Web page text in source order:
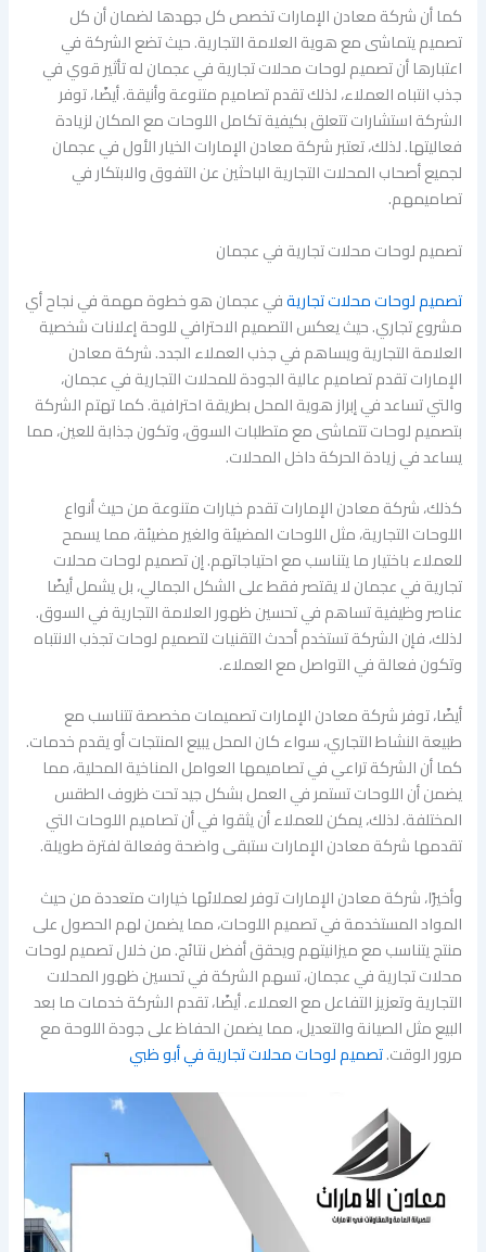
كما أن شركة معادن الإمارات تخصص كل جهدها لضمان أن كل
تصميم يتماشى مع هوية العلامة التجارية. حيث تضع الشركة في
اعتبارها أن تصميم لوحات محلات تجارية في عجمان له تأثير قوي في
جذب انتباه العملاء، لذلك تقدم تصاميم متنوعة وأنيقة. أيضًا، توفر
الشركة استشارات تتعلق بكيفية تكامل اللوحات مع المكان لزيادة
فعاليتها. لذلك، تعتبر شركة معادن الإمارات الخيار الأول في عجمان
لجميع أصحاب المحلات التجارية الباحثين عن التفوق والابتكار في
تصاميمهم.
تصميم لوحات محلات تجارية في عجمان
تصميم لوحات محلات تجاريةفي عجمان هو خطوة مهمة في نجاح أي
مشروع تجاري. حيث يعكس التصميم الاحترافي للوحة إعلانات شخصية
العلامة التجارية ويساهم في جذب العملاء الجدد. شركة معادن
الإمارات تقدم تصاميم عالية الجودة للمحلات التجارية في عجمان،
والتي تساعد في إبراز هوية المحل بطريقة احترافية. كما تهتم الشركة
بتصميم لوحات تتماشى مع متطلبات السوق، وتكون جذابة للعين، مما
يساعد في زيادة الحركة داخل المحلات.
كذلك، شركة معادن الإمارات تقدم خيارات متنوعة من حيث أنواع
اللوحات التجارية، مثل اللوحات المضيئة والغير مضيئة، مما يسمح
للعملاء باختيار ما يتناسب مع احتياجاتهم. إن تصميم لوحات محلات
تجارية في عجمان لا يقتصر فقط على الشكل الجمالي، بل يشمل أيضًا
عناصر وظيفية تساهم في تحسين ظهور العلامة التجارية في السوق.
لذلك، فإن الشركة تستخدم أحدث التقنيات لتصميم لوحات تجذب الانتباه
وتكون فعالة في التواصل مع العملاء.
أيضًا، توفر شركة معادن الإمارات تصميمات مخصصة تتناسب مع
طبيعة النشاط التجاري، سواء كان المحل يبيع المنتجات أو يقدم خدمات.
كما أن الشركة تراعي في تصاميمها العوامل المناخية المحلية، مما
يضمن أن اللوحات تستمر في العمل بشكل جيد تحت ظروف الطقس
المختلفة. لذلك، يمكن للعملاء أن يثقوا في أن تصاميم اللوحات التي
تقدمها شركة معادن الإمارات ستبقى واضحة وفعالة لفترة طويلة.
وأخيرًا، شركة معادن الإمارات توفر لعملائها خيارات متعددة من حيث
المواد المستخدمة في تصميم اللوحات، مما يضمن لهم الحصول على
منتج يتناسب مع ميزانيتهم ويحقق أفضل نتائج. من خلال تصميم لوحات
محلات تجارية في عجمان، تسهم الشركة في تحسين ظهور المحلات
التجارية وتعزيز التفاعل مع العملاء. أيضًا، تقدم الشركة خدمات ما بعد
البيع مثل الصيانة والتعديل، مما يضمن الحفاظ على جودة اللوحة مع
مرور الوقت.تصميم لوحات محلات تجارية في أبو ظبي